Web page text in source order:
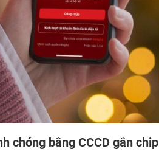
chóng bằng CCCD gắn chip